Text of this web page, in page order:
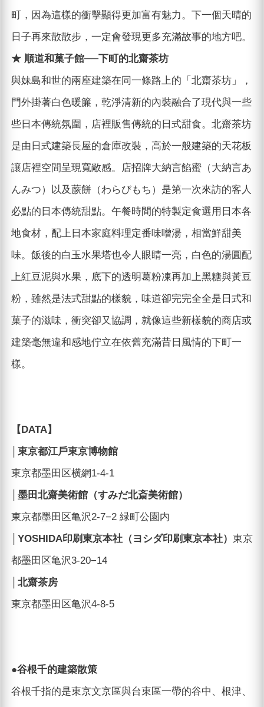
町，因為這樣的衝擊顯得更加富有魅力。下一個天晴的
日子再來散散步，一定會發現更多充滿故事的地方吧。
★ 順道和菓子館──下町的北齋茶坊
與妹島和世的兩座建築在同一條路上的「北齋茶坊」，
門外掛著白色暖簾，乾淨清新的內裝融合了現代與一些
些日本傳統氛圍，店裡販售傳統的日式甜食。北齋茶坊
是由日式建築長屋的倉庫改裝，高於一般建築的天花板
讓店裡空間呈現寬敞感。店招牌大納言餡蜜（大納言あ
んみつ）以及蕨餅（わらびもち）是第一次來訪的客人
必點的日本傳統甜點。午餐時間的特製定食選用日本各
地食材，配上日本家庭料理定番味噌湯，相當鮮甜美
味。飯後的白玉水果塔也令人眼睛一亮，白色的湯圓配
上紅豆泥與水果，底下的透明葛粉凍再加上黑糖與黃豆
粉，雖然是法式甜點的樣貌，味道卻完完全全是日式和
菓子的滋味，衝突卻又協調，就像這些新樣貌的商店或
建築毫無違和感地佇立在依舊充滿昔日風情的下町一
樣。
【DATA】
│東京都江戶東京博物館
東京都墨田区横網1-4-1
│墨田北齋美術館（すみだ北斎美術館）
東京都墨田区亀沢2-7−2 緑町公園内
│YOSHIDA印刷東京本社（ヨシダ印刷東京本社） 東京
都墨田区亀沢3-20−14
│北齋茶房
東京都墨田区亀沢4-8-5
●谷根千的建築散策
谷根千指的是東京文京區與台東區一帶的谷中、根津、